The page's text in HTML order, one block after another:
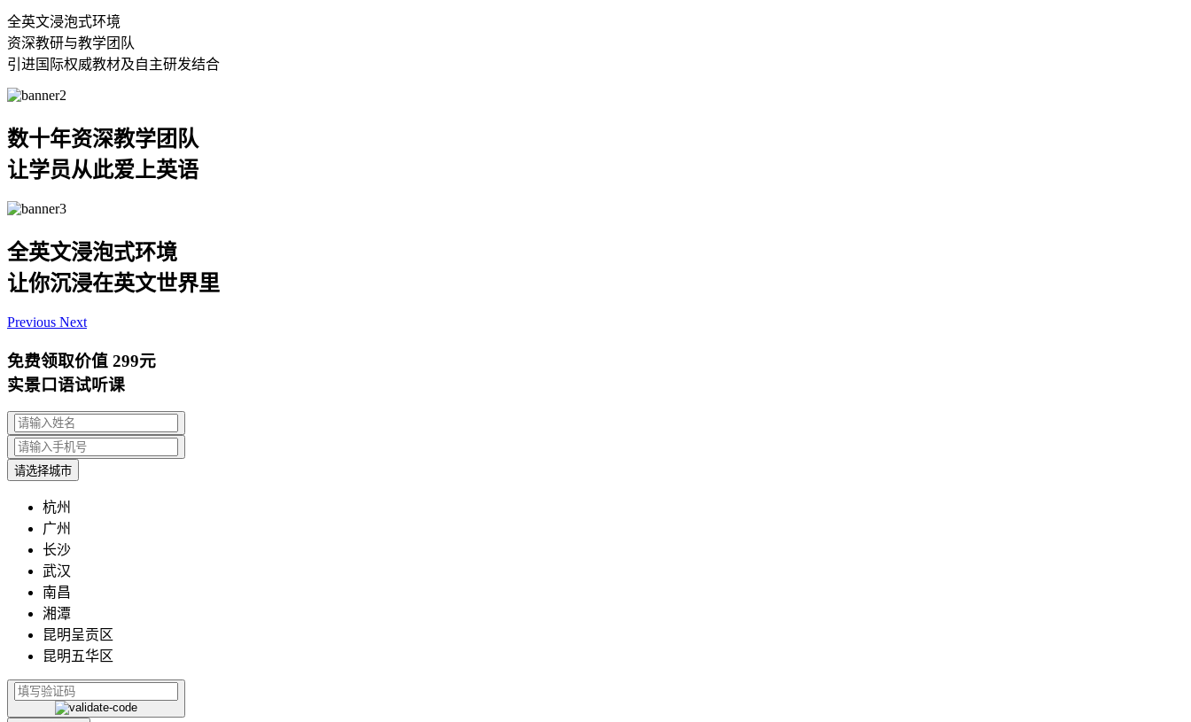
全英文浸泡式环境
资深教研与教学团队
引进国际权威教材及自主研发结合
数十年资深教学团队
让学员从此爱上英语
全英文浸泡式环境
让你沉浸在英文世界里
Previous Next
免费领取价值 299元
实景口语试听课
请选择城市
杭州
广州
长沙
武汉
南昌
湘潭
昆明呈贡区
昆明五华区